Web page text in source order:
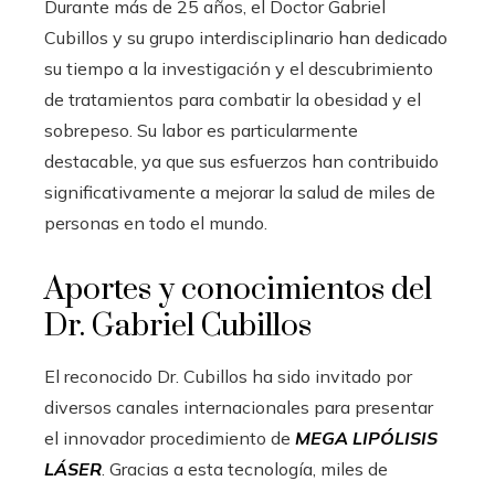
Durante más de 25 años, el Doctor Gabriel
Cubillos y su grupo interdisciplinario han dedicado
su tiempo a la investigación y el descubrimiento
de tratamientos para combatir la obesidad y el
sobrepeso. Su labor es particularmente
destacable, ya que sus esfuerzos han contribuido
significativamente a mejorar la salud de miles de
personas en todo el mundo.
Aportes y conocimientos del
Dr. Gabriel Cubillos
El reconocido Dr. Cubillos ha sido invitado por
diversos canales internacionales para presentar
el innovador procedimiento de MEGA LIPÓLISIS
LÁSER . Gracias a esta tecnología, miles de